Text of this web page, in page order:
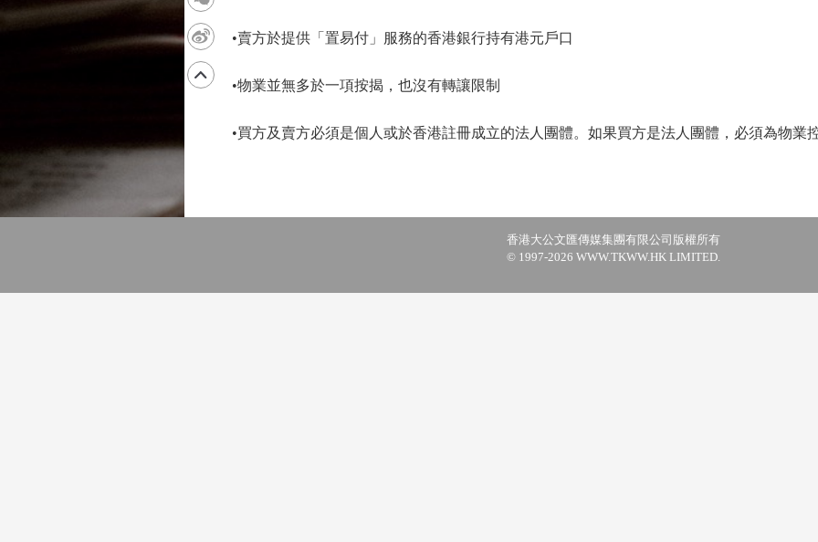
•賣方於提供「置易付」服務的香港銀行持有港元戶口
•物業並無多於一項按揭，也沒有轉讓限制
•買方及賣方必須是個人或於香港註冊成立的法人團體。如果買方是法人團體，必須為物業
香港大公文匯傳媒集團有限公司版權所有
© 1997-2026 WWW.TKWW.HK LIMITED.